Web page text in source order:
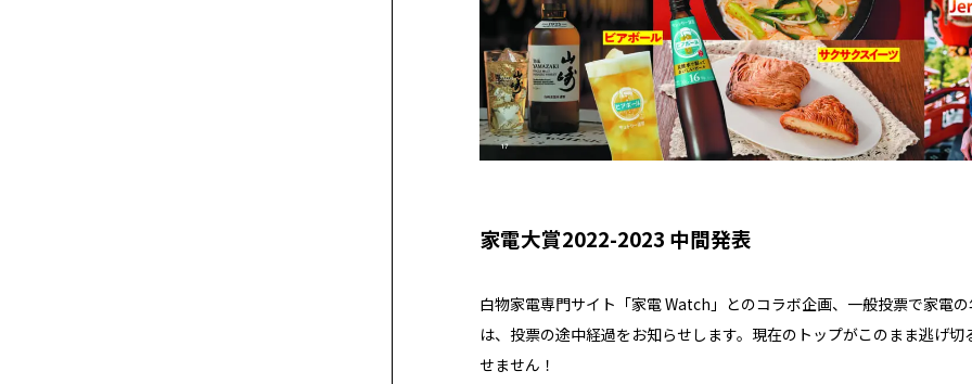
家電大賞2022-2023 中間発表
白物家電専門サイト「家電 Watch」とのコラボ企画、一般投票で家電
は、投票の途中経過をお知らせします。現在のトップがこのまま逃げ
せません！